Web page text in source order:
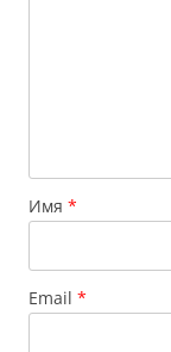
Имя *
Email *